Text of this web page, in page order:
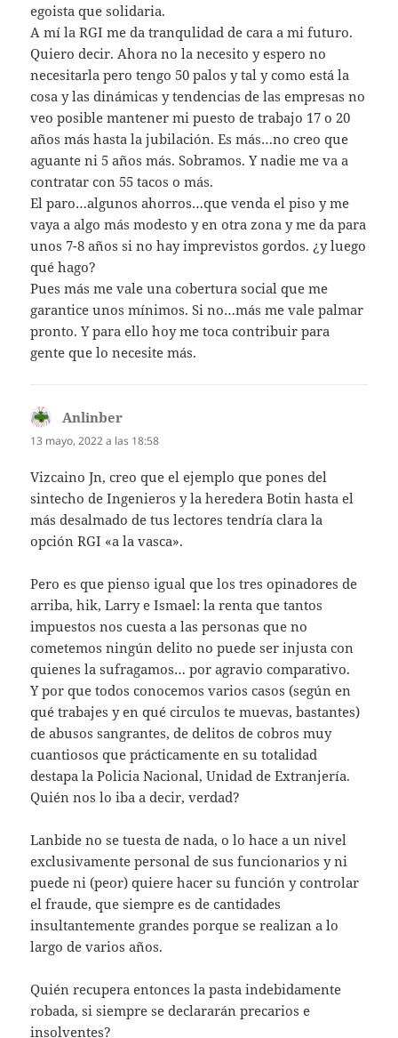
egoista que solidaria.
A mí la RGI me da tranqulidad de cara a mi futuro.
Quiero decir. Ahora no la necesito y espero no
necesitarla pero tengo 50 palos y tal y como está la
cosa y las dinámicas y tendencias de las empresas no
veo posible mantener mi puesto de trabajo 17 o 20
años más hasta la jubilación. Es más…no creo que
aguante ni 5 años más. Sobramos. Y nadie me va a
contratar con 55 tacos o más.
El paro…algunos ahorros…que venda el piso y me
vaya a algo más modesto y en otra zona y me da para
unos 7-8 años si no hay imprevistos gordos. ¿y luego
qué hago?
Pues más me vale una cobertura social que me
garantice unos mínimos. Si no…más me vale palmar
pronto. Y para ello hoy me toca contribuir para
gente que lo necesite más.
Anlinber
13 mayo, 2022 a las 18:58
Vizcaino Jn, creo que el ejemplo que pones del
sintecho de Ingenieros y la heredera Botin hasta el
más desalmado de tus lectores tendría clara la
opción RGI «a la vasca».
Pero es que pienso igual que los tres opinadores de
arriba, hik, Larry e Ismael: la renta que tantos
impuestos nos cuesta a las personas que no
cometemos ningún delito no puede ser injusta con
quienes la sufragamos… por agravio comparativo.
Y por que todos conocemos varios casos (según en
qué trabajes y en qué circulos te muevas, bastantes)
de abusos sangrantes, de delitos de cobros muy
cuantiosos que prácticamente en su totalidad
destapa la Policia Nacional, Unidad de Extranjería.
Quién nos lo iba a decir, verdad?
Lanbide no se tuesta de nada, o lo hace a un nivel
exclusivamente personal de sus funcionarios y ni
puede ni (peor) quiere hacer su función y controlar
el fraude, que siempre es de cantidades
insultantemente grandes porque se realizan a lo
largo de varios años.
Quién recupera entonces la pasta indebidamente
robada, si siempre se declararán precarios e
insolventes?